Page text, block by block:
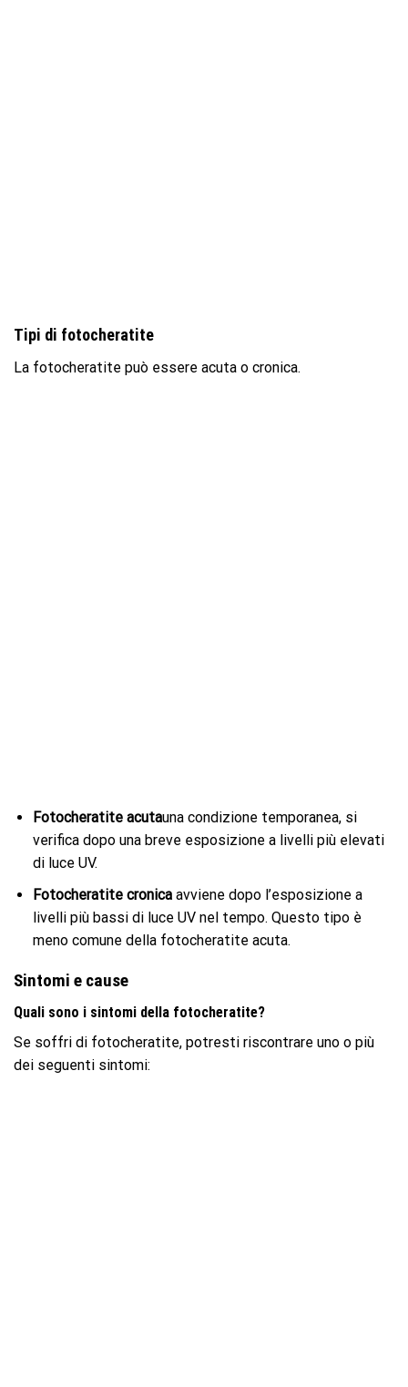
Tipi di fotocheratite
La fotocheratite può essere acuta o cronica.
Fotocheratite acutauna condizione temporanea, si
verifica dopo una breve esposizione a livelli più elevati
di luce UV.
Fotocheratite cronicaavviene dopo l’esposizione a
livelli più bassi di luce UV nel tempo. Questo tipo è
meno comune della fotocheratite acuta.
Sintomi e cause
Quali sono i sintomi della fotocheratite?
Se soffri di fotocheratite, potresti riscontrare uno o più
dei seguenti sintomi: